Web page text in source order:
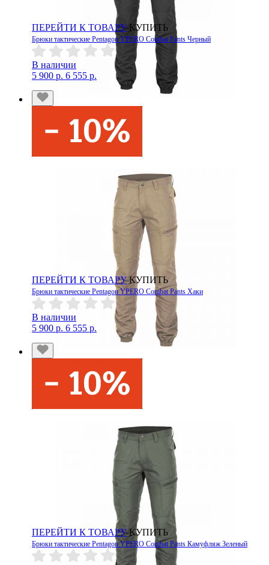
ПЕРЕЙТИ К ТОВАРУ КУПИТЬ
Брюки тактические Pentagon YPERO Combat Pants Черный
В наличии
5 900 р. 6 555 р.
ПЕРЕЙТИ К ТОВАРУ КУПИТЬ
Брюки тактические Pentagon YPERO Combat Pants Хаки
В наличии
5 900 р. 6 555 р.
ПЕРЕЙТИ К ТОВАРУ КУПИТЬ
Брюки тактические Pentagon YPERO Combat Pants Камуфляж Зеленый